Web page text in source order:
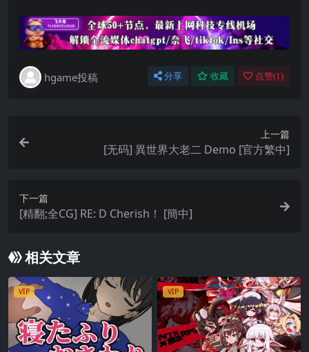
hgame投稿 分享 收藏 点赞(1)
上一篇
[无码] 異世界大老二 Demo [官方繁中]
下一篇
[精翻;全CG] RE: D Cherish！ [簡中]
相关文章
VIP VIP